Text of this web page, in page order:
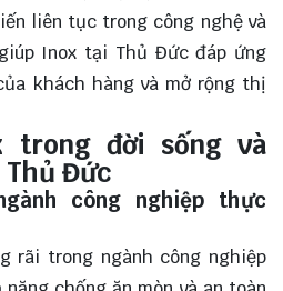
liên tục trong công nghệ và
Inox tại Thủ Đức đáp ứng
khách hàng và mở rộng thị
trong đời sống và
Đức
công nghiệp thực
rãi trong ngành công nghiệp